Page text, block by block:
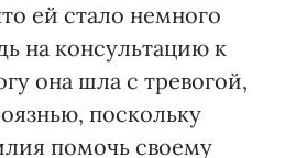
ей стало немного
на консультацию к
она шла с тревогой,
поскольку
помочь своему